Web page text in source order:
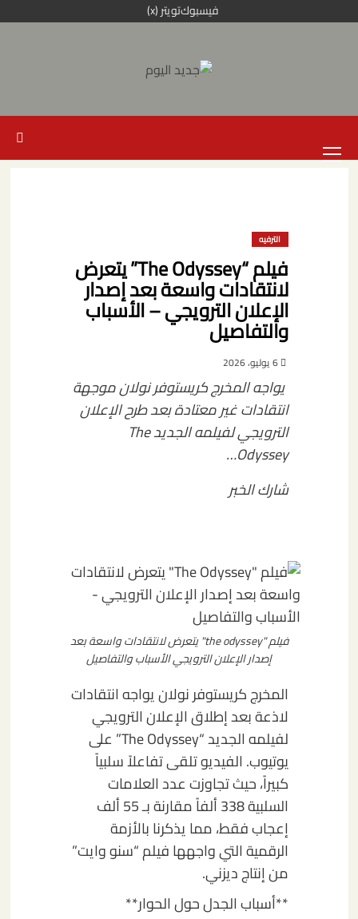
إلى
فيسبوكتويتر (x)
الرئيسية
الترفيه
فيلم “The Odyssey” يتعرض
لانتقادات واسعة بعد إصدار
الإعلان الترويجي – الأسباب
والتفاصيل
6 يوليو، 2026
يواجه المخرج كريستوفر نولان موجهة
انتقادات غير معتادة بعد طرح الإعلان
الترويجي لفيلمه الجديد The
Odyssey…
شارك الخبر
فيلم "the odyssey" يتعرض لانتقادات واسعة بعد
إصدار الإعلان الترويجي الأسباب والتفاصيل
المخرج كريستوفر نولان يواجه انتقادات
لاذعة بعد إطلاق الإعلان الترويجي
لفيلمه الجديد “The Odyssey” على
يوتيوب. الفيديو تلقى تفاعلاً سلبياً
كبيراً، حيث تجاوزت عدد العلامات
السلبية 338 ألفاً مقارنة بـ 55 ألف
إعجاب فقط، مما يذكرنا بالأزمة
الرقمية التي واجهها فيلم “سنو وايت”
من إنتاج ديزني.
**أسباب الجدل حول الحوار**